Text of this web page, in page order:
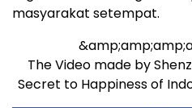
masyarakat setempat.
The Video made by
Secret to Happiness of